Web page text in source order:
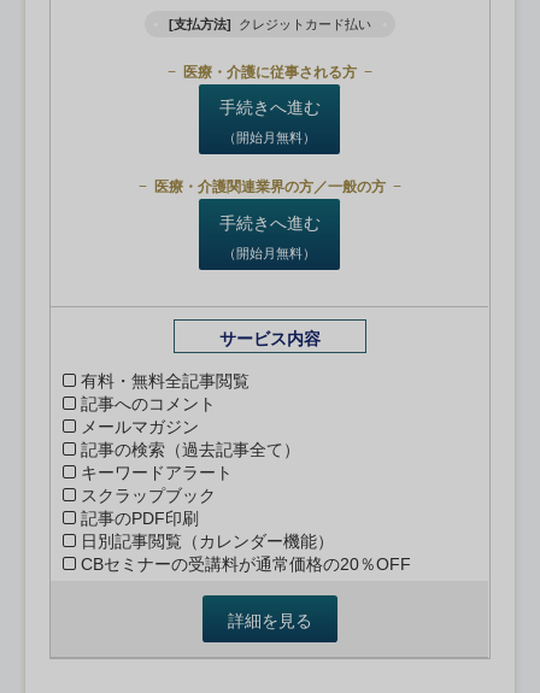
[支払方法] クレジットカード払い
医療・介護に従事される方
手続きへ進む
（開始月無料）
医療・介護関連業界の方／一般の方
手続きへ進む
（開始月無料）
サービス内容
有料・無料全記事閲覧
記事へのコメント
メールマガジン
記事の検索（過去記事全て）
キーワードアラート
スクラップブック
記事のPDF印刷
日別記事閲覧（カレンダー機能）
CBセミナーの受講料が通常価格の20％OFF
詳細を見る